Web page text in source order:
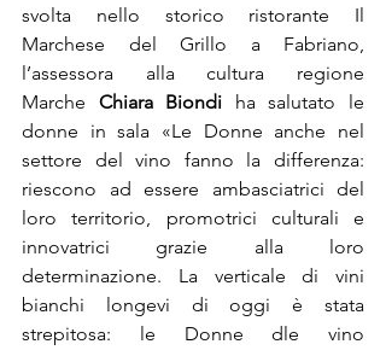
svolta nello storico ristorante Il
Marchese del Grillo a Fabriano,
l’assessora alla cultura regione
Marche Chiara Biondi ha salutato le
donne in sala «Le Donne anche nel
settore del vino fanno la differenza:
riescono ad essere ambasciatrici del
loro territorio, promotrici culturali e
innovatrici grazie alla loro
determinazione. La verticale di vini
bianchi longevi di oggi è stata
strepitosa: le Donne dle vino